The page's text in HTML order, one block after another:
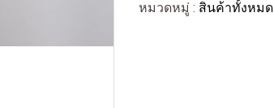
หมวดหมู่ : สินค้าทั้งหมด